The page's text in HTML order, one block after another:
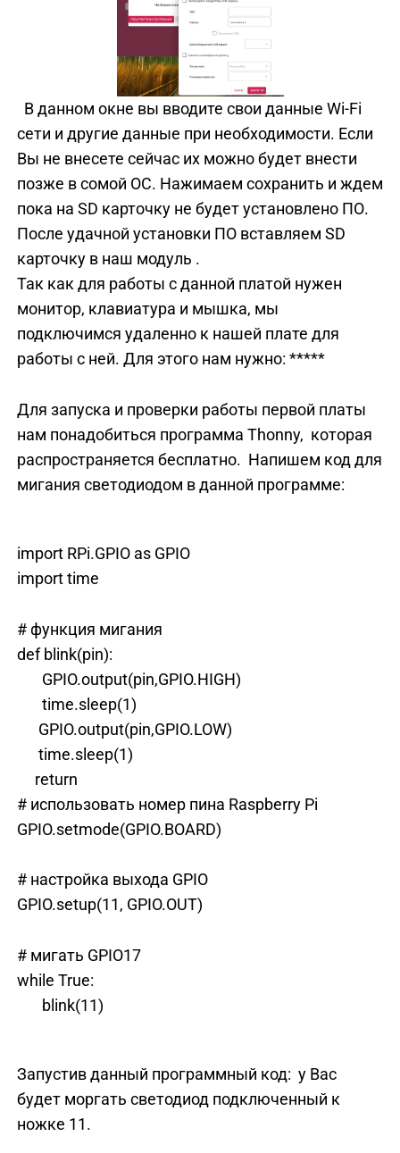
В данном окне вы вводите свои данные Wi-Fi
сети и другие данные при необходимости. Если
Вы не внесете сейчас их можно будет внести
позже в сомой ОС. Нажимаем сохранить и ждем
пока на SD карточку не будет установлено ПО.
После удачной установки ПО вставляем SD
карточку в наш модуль .
Так как для работы с данной платой нужен
монитор, клавиатура и мышка, мы
подключимся удаленно к нашей плате для
работы с ней. Для этого нам нужно: *****
Для запуска и проверки работы первой платы
нам понадобиться программа Thonny, которая
распространяется бесплатно. Напишем код для
мигания светодиодом в данной программе:
import RPi.GPIO as GPIO
import time
# функция мигания
def blink(pin):
GPIO.output(pin,GPIO.HIGH)
time.sleep(1)
GPIO.output(pin,GPIO.LOW)
time.sleep(1)
return
# использовать номер пина Raspberry Pi
GPIO.setmode(GPIO.BOARD)
# настройка выхода GPIO
GPIO.setup(11, GPIO.OUT)
# мигать GPIO17
while True:
blink(11)
Запустив данный программный код: у Вас
будет моргать светодиод подключенный к
ножке 11.